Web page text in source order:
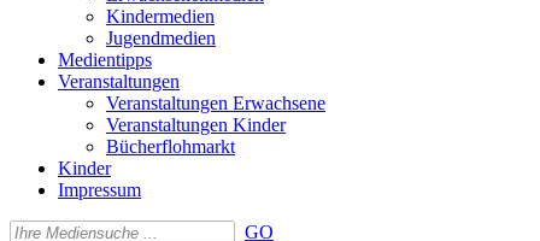
Kindermedien
Jugendmedien
Medientipps
Veranstaltungen
Veranstaltungen Erwachsene
Veranstaltungen Kinder
Bücherflohmarkt
Kinder
Impressum
GO